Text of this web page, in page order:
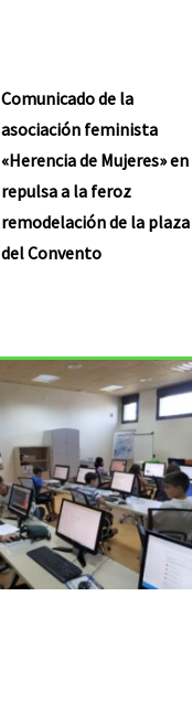
Comunicado de la
asociación feminista
«Herencia de Mujeres» en
repulsa a la feroz
remodelación de la plaza
del Convento